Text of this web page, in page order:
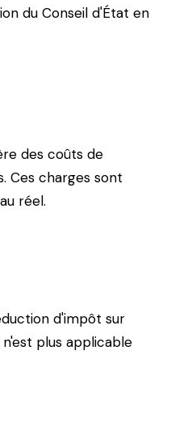
du Conseil d'État en
des coûts de
Ces charges sont
réel.
d'impôt sur
plus applicable